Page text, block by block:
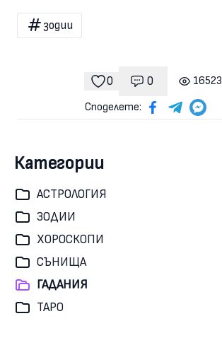
Категории
АСТРОЛОГИЯ
ЗОДИИ
ХОРОСКОПИ
СЪНИЩА
ГАДАНИЯ
ТАРО
зодии
0
харесвания
0
Коментари
16523
гледания
Споделете: